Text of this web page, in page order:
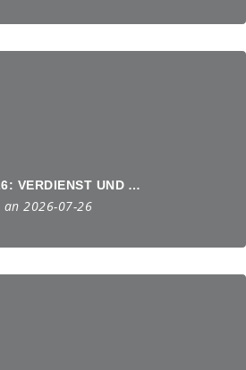
MINIJOB-GRENZE 2026: VERDIENST UND ARBEITSZEIT IM ÜBERBLICK
an 2026-07-26